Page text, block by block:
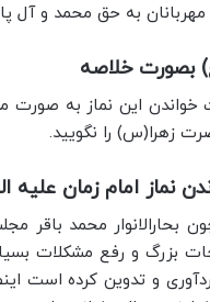
مهربانان به حق محمد و آل
بصورت خلاصه
خواندن این نماز به صورت
زهرا(س) را نگویید.
نماز امام زمان علیه
بحارالانوار محمد باقر
بزرگ و رفع مشکلات
و تدوین کرده است